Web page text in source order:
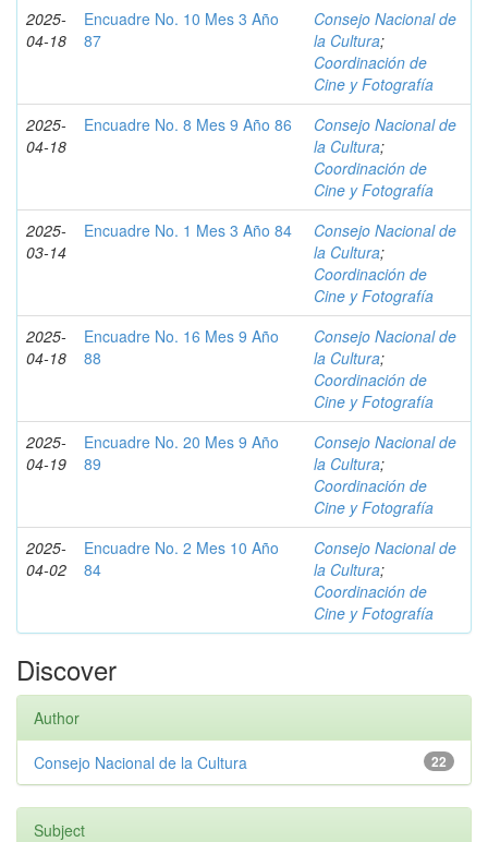
2025-
04-18
Encuadre No. 10 Mes 3 Año
87
Consejo Nacional de
la Cultura;
Coordinación de
Cine y Fotografía
2025-
04-18
Encuadre No. 8 Mes 9 Año 86
Consejo Nacional de
la Cultura;
Coordinación de
Cine y Fotografía
2025-
03-14
Encuadre No. 1 Mes 3 Año 84
Consejo Nacional de
la Cultura;
Coordinación de
Cine y Fotografía
2025-
04-18
Encuadre No. 16 Mes 9 Año
88
Consejo Nacional de
la Cultura;
Coordinación de
Cine y Fotografía
2025-
04-19
Encuadre No. 20 Mes 9 Año
89
Consejo Nacional de
la Cultura;
Coordinación de
Cine y Fotografía
2025-
04-02
Encuadre No. 2 Mes 10 Año
84
Consejo Nacional de
la Cultura;
Coordinación de
Cine y Fotografía
Discover
Author
22
Consejo Nacional de la Cultura
Subject